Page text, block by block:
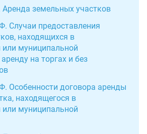
земельных участков
Случаи предоставления
находящихся в
или муниципальной
на торгах и без
Особенности договора аренды
находящегося в
или муниципальной